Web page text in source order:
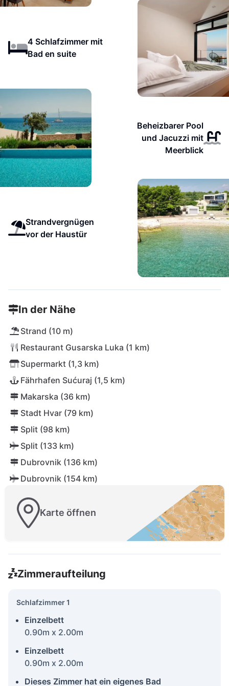
4 Schlafzimmer mit
Bad en suite
Beheizbarer Pool
und Jacuzzi mit
Meerblick
Strandvergnügen
vor der Haustür
In der Nähe
Strand (10 m)
Restaurant Gusarska Luka (1 km)
Supermarkt (1,3 km)
Fährhafen Sućuraj (1,5 km)
Makarska (36 km)
Stadt Hvar (79 km)
Split (98 km)
Split (133 km)
Dubrovnik (136 km)
Dubrovnik (154 km)
Karte öffnen
Zimmeraufteilung
Schlafzimmer 1
Einzelbett
0.90m x 2.00m
Einzelbett
0.90m x 2.00m
Dieses Zimmer hat ein eigenes Bad